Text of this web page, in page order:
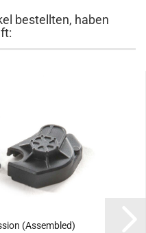
bestellten, haben
(Assembled)